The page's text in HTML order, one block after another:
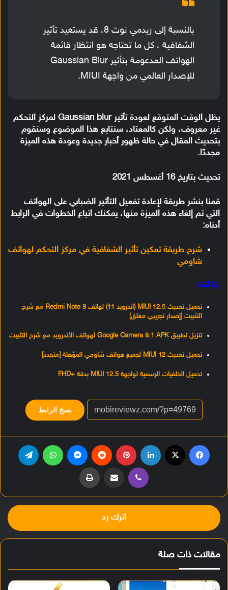
بالنسبة إلى ريدمي نوت 8، قد يستعيد تأثير
الشفافية ، كل ما تحتاجه هو انتظار قائمة
الهواتف المدعومة بتأثير Gaussian Blur
للإصدار العالمي من واجهة MIUI.
يظل الوقت المتوقع لعودة تأثير Gaussian blur لمركز التحكم
غير معروف، ولكن كالمعتاد، سنتابع هذا الموضوع وسنقوم
بتحديث المقال في حالة ظهور أخبار جديدة وعودة هذه الميزة
مجددًا.
تحديث بتاريخ 16 أغسطس 2021
قمنا بنشر طريقة لإعادة تفعيل التأثير الضبابي على الهواتف
التي تم إلغاء هذه الميزة منها، يمكنك اتباع الخطوات في الرابط
أدناه:
شرح طريقة تمكين تأثير الشفافية في مركز التحكم لهواتف
شاومي
إقرأ أيضًا
تحميل تحديث MIUI 12.5 (اندرويد 11) لهاتف Redmi Note 8 مع شرح
التثبيت [إصدار تجريبي مغلق]
تنزيل تطبيق Google Camera 8.1 APK لهواتف الأندرويد مع شرح التثبيت
تحميل تحديث MIUI 12 لجميع هواتف شاومي المؤهلة [متجدد]
تحميل الخلفيات الرسمية لواجهة MIUI 12.5 بدقة +FHD
نسخ الرابط
ڤايبر مشاركة عبر البريد طباعة
اترك رد
مقالات ذات صلة